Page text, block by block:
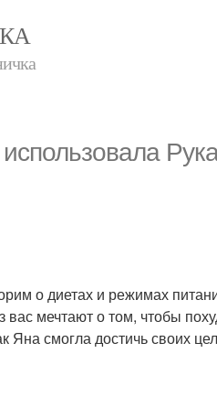
о диетах и режимах
мечтают о том, чтобы
смогла достичь своих